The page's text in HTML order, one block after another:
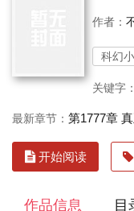
作者：
科幻
关键字
最新章节： 第1777章
开始阅读
作品信息 目